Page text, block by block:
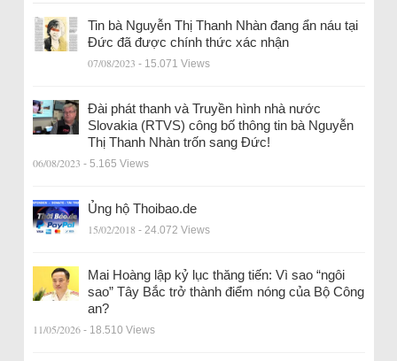
Tin bà Nguyễn Thị Thanh Nhàn đang ẩn náu tại
Đức đã được chính thức xác nhận
07/08/2023 - 15.071 Views
Đài phát thanh và Truyền hình nhà nước
Slovakia (RTVS) công bố thông tin bà Nguyễn
Thị Thanh Nhàn trốn sang Đức!
06/08/2023 - 5.165 Views
Ủng hộ Thoibao.de
15/02/2018 - 24.072 Views
Mai Hoàng lập kỷ lục thăng tiến: Vì sao “ngôi
sao” Tây Bắc trở thành điểm nóng của Bộ Công
an?
11/05/2026 - 18.510 Views